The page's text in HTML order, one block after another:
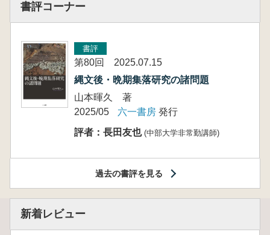
書評コーナー
書評
第80回 2025.07.15
縄文後・晩期集落研究の諸問題
山本暉久 著
2025/05
六一書房 発行
評者：長田友也 (中部大学非常勤講師)
過去の書評を見る
新着レビュー